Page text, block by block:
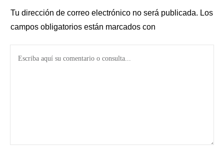
Tu dirección de correo electrónico no será publicada. Los
campos obligatorios están marcados con